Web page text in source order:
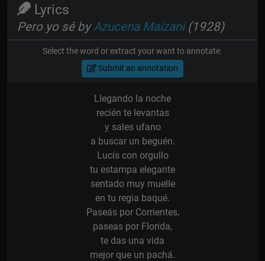
Lyrics
Pero yo sé byAzucena Maizani(1928)
Select the word or extract your want to annotate.
Submit an annotation
Llegando la noche
recién te levantas
y sales ufano
a buscar un beguén.
Lucís con orgullo
tu estampa elegante
sentado muy muelle
en tu regia baqué.
Paseás por Corrientes,
paseas por Florida,
te das una vida
mejor que un pachá.